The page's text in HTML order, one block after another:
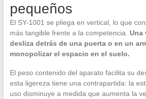
pequeños
El SY-1001 se pliega en vertical, lo que
más tangible frente a la competencia. Una
desliza detrás de una puerta o en un
monopolizar el espacio en el suelo.
El peso contenido del aparato facilita su
esta ligereza tiene una contrapartida: la
uso disminuye a medida que aumenta la